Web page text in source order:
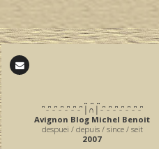
͆ ̵ ͆ ̵ ͆ ̵ ͆ ̵ ͆ ̵ ͆ ̵ ͆ │∩│ ̵ ͆ ̵ ͆ ̵ ͆ ̵ ͆ ̵ ͆ ̵ ͆ ̵ ͆
Avignon Blog Michel Benoit
despuei / depuis / since / seit
2007